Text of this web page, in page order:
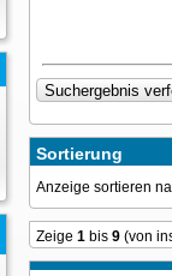
Sortierung
Anzeige sortieren
Zeige 1 bis 9 (von